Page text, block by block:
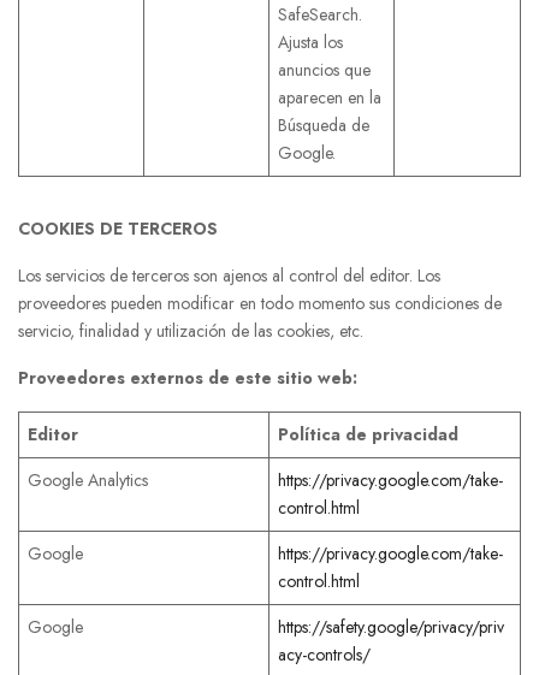
SafeSearch.
Ajusta los
anuncios que
aparecen en la
Búsqueda de
Google.
COOKIES DE TERCEROS
Los servicios de terceros son ajenos al control del editor. Los
proveedores pueden modificar en todo momento sus condiciones de
servicio, finalidad y utilización de las cookies, etc.
Proveedores externos de este sitio web:
Editor
Política de privacidad
Google Analytics
https://privacy.google.com/take-
control.html
Google
https://privacy.google.com/take-
control.html
Google
https://safety.google/privacy/priv
acy-controls/